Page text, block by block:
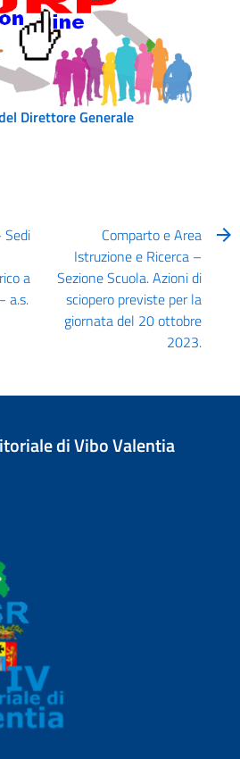
Direttore Generale
a
a.s.
Comparto e Area
Istruzione e Ricerca –
Sezione Scuola. Azioni di
sciopero previste per la
giornata del 20 ottobre
2023.
di Vibo Valentia